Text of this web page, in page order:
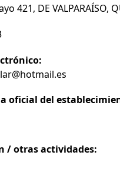
421, DE VALPARAÍSO,
oficial del
/ otras actividades: